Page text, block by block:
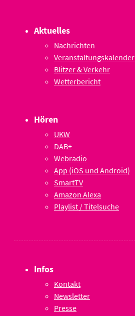
Aktuelles
Nachrichten
Veranstaltungskalender
Blitzer & Verkehr
Wetterbericht
Hören
UKW
DAB+
Webradio
App (iOS und Android)
SmartTV
Amazon Alexa
Playlist / Titelsuche
Infos
Kontakt
Newsletter
Presse